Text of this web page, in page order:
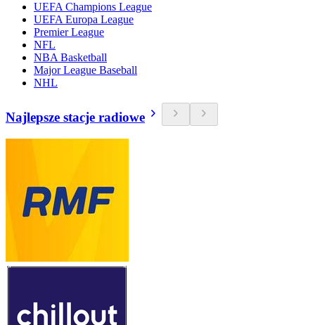
UEFA Champions League
UEFA Europa League
Premier League
NFL
NBA Basketball
Major League Baseball
NHL
Najlepsze stacje radiowe